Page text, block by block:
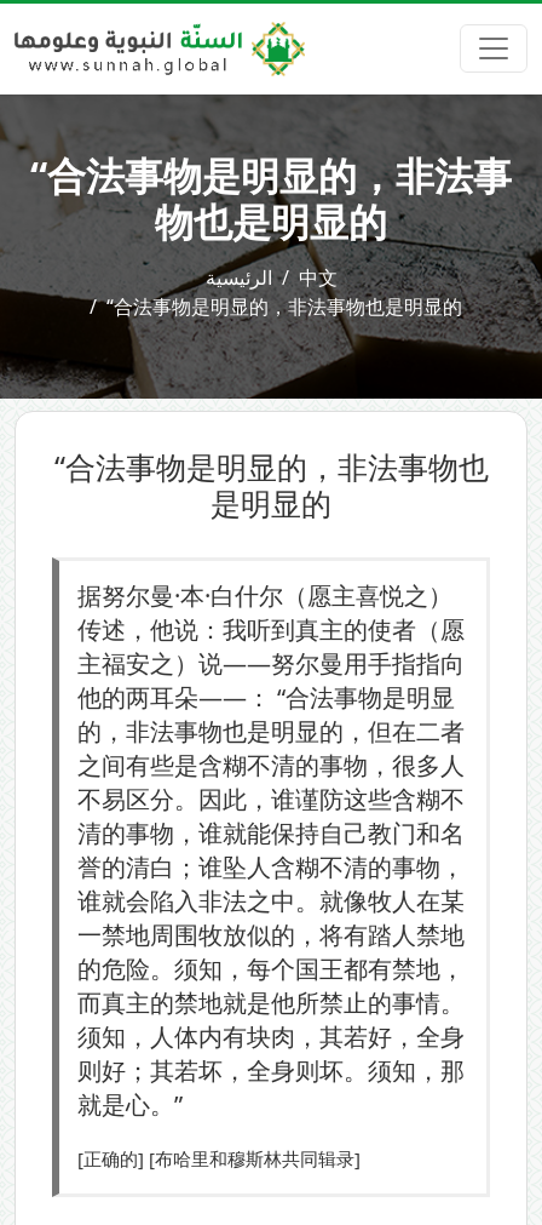
“合法事物是明显的，非法事
物也是明显的
الرئيسية
中文
“合法事物是明显的，非法事物也是明显的
“合法事物是明显的，非法事物也
是明显的
据努尔曼·本·白什尔（愿主喜悦之）
传述，他说：我听到真主的使者（愿
主福安之）说——努尔曼用手指指向
他的两耳朵——： “合法事物是明显
的，非法事物也是明显的，但在二者
之间有些是含糊不清的事物，很多人
不易区分。因此，谁谨防这些含糊不
清的事物，谁就能保持自己教门和名
誉的清白；谁坠人含糊不清的事物，
谁就会陷入非法之中。就像牧人在某
一禁地周围牧放似的，将有踏人禁地
的危险。须知，每个国王都有禁地，
而真主的禁地就是他所禁止的事情。
须知，人体内有块肉，其若好，全身
则好；其若坏，全身则坏。须知，那
就是心。”
[正确的] [布哈里和穆斯林共同辑录]